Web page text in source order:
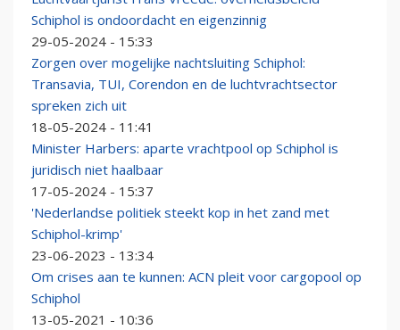
Schiphol is ondoordacht en eigenzinnig
29-05-2024 - 15:33
Zorgen over mogelijke nachtsluiting Schiphol:
Transavia, TUI, Corendon en de luchtvrachtsector
spreken zich uit
18-05-2024 - 11:41
Minister Harbers: aparte vrachtpool op Schiphol is
juridisch niet haalbaar
17-05-2024 - 15:37
'Nederlandse politiek steekt kop in het zand met
Schiphol-krimp'
23-06-2023 - 13:34
Om crises aan te kunnen: ACN pleit voor cargopool op
Schiphol
13-05-2021 - 10:36